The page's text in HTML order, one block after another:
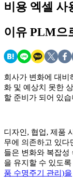
비용 엑셀 사
이유 PLM으
회사가 변화에 대비
화 및 예상치 못한
할 준비가 되어 있습
디자인, 협업, 제품
무에 의존하고 있다
들은 변화와 복잡성
을 유지할 수 있도
품 수명주기 관리)을